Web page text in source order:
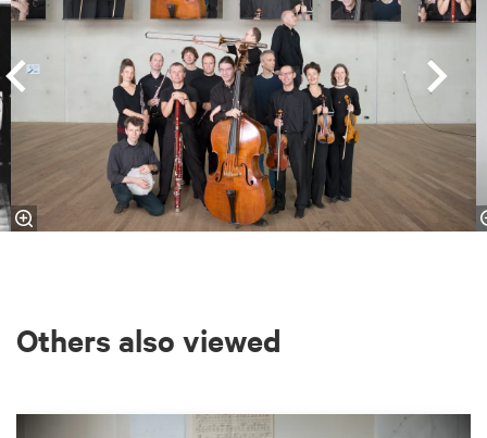
Others also viewed